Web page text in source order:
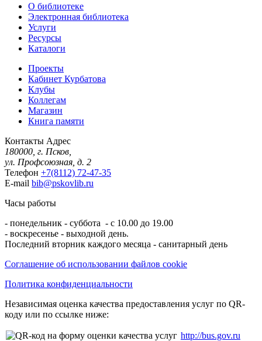
О библиотеке
Электронная библиотека
Услуги
Ресурсы
Каталоги
Проекты
Кабинет Курбатова
Клубы
Коллегам
Магазин
Книга памяти
Контакты Адрес
180000, г. Псков,
ул. Профсоюзная, д. 2
Телефон +7(8112) 72-47-35
E-mail bib@pskovlib.ru
Часы работы
- понедельник - суббота - с 10.00 до 19.00
- воскресенье - выходной день.
Последний вторник каждого месяца - санитарный день
Соглашение об использовании файлов cookie
Политика конфиденциальности
Независимая оценка качества предоставления услуг по QR-
коду или по ссылке ниже:
http://bus.gov.ru